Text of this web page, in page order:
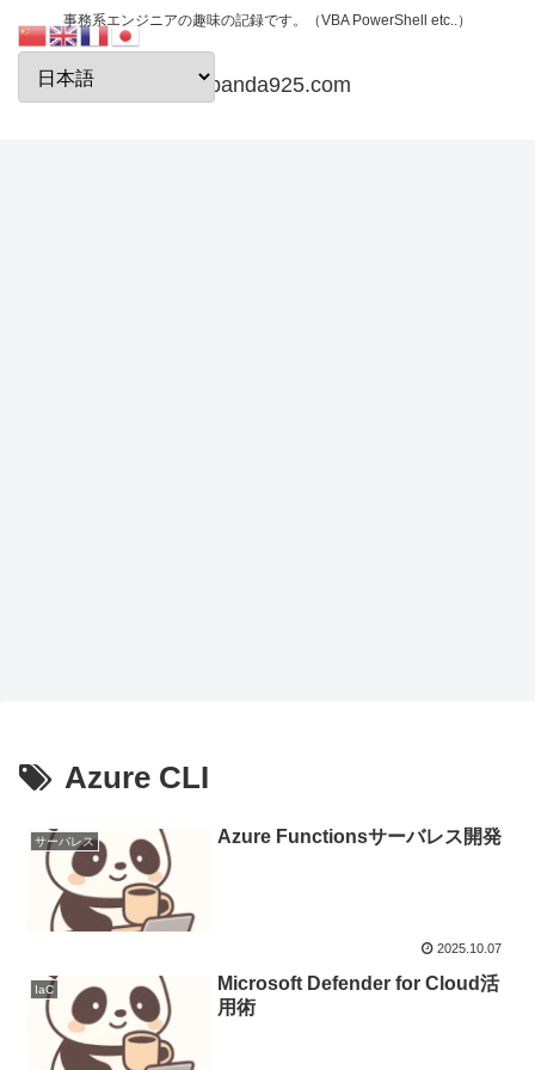
事務系エンジニアの趣味の記録です。（VBA PowerShell etc..）
papanda925.com
Azure CLI
サーバレス Azure Functionsサーバレス開発
2025.10.07
IaC
Microsoft Defender for Cloud活
用術